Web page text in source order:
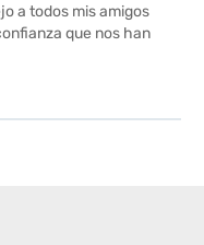
a todos mis amigos
que nos han